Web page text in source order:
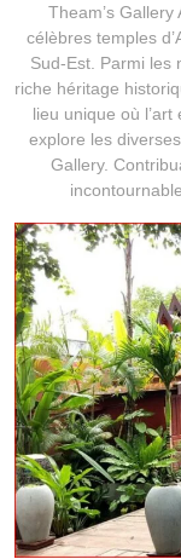
Theam’s
célèbres temples
Sud-Est. Parmi les
riche héritage
lieu unique où
explore les
Gallery.